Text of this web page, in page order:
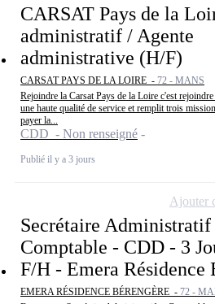
CARSAT Pays de la
administratif / Agente
administrative (H/F)
CARSAT PAYS DE LA LOIRE - 72 - MANS
Rejoindre la Carsat Pays de la Loire c'est
une haute qualité de service et remplit trois
payer la...
CDD - Non renseigné
Publié il y a 3 jours
Secrétaire Administratif
Comptable - CDD - 3
F/H - Emera Résidence
EMERA RÉSIDENCE BÉRENGÈRE - 72 -
Ajouter